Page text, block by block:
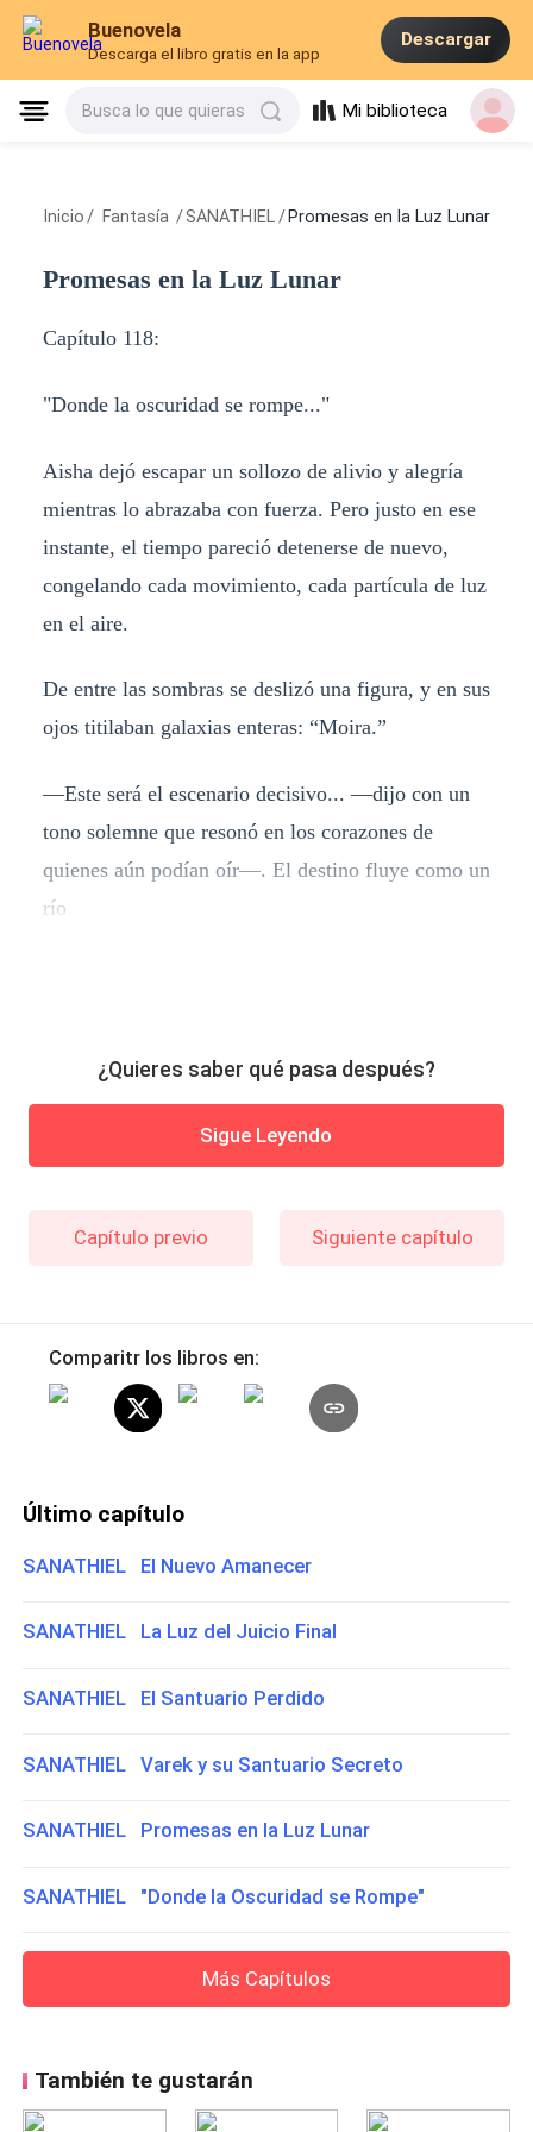
Buenovela
Descarga el libro gratis en la app
Descargar
Busca lo que quieras Mi biblioteca
Inicio / Fantasía /SANATHIEL / Promesas en la Luz Lunar
Promesas en la Luz Lunar
Capítulo 118:
"Donde la oscuridad se rompe..."
Aisha dejó escapar un sollozo de alivio y alegría
mientras lo abrazaba con fuerza. Pero justo en ese
instante, el tiempo pareció detenerse de nuevo,
congelando cada movimiento, cada partícula de luz
en el aire.
De entre las sombras se deslizó una figura, y en sus
ojos titilaban galaxias enteras: “Moira.”
—Este será el escenario decisivo... —dijo con un
tono solemne que resonó en los corazones de
quienes aún podían oír—. El destino fluye como un
río
¿Quieres saber qué pasa después?
Sigue Leyendo
Capítulo previo Siguiente capítulo
Comparitr los libros en:
Último capítulo
SANATHIEL El Nuevo Amanecer
SANATHIEL La Luz del Juicio Final
SANATHIEL El Santuario Perdido
SANATHIEL Varek y su Santuario Secreto
SANATHIEL Promesas en la Luz Lunar
SANATHIEL "Donde la Oscuridad se Rompe"
Más Capítulos
También te gustarán